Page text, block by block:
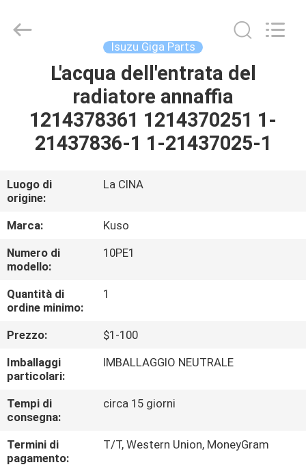
PRODOTTI
NOI
GIRO
DELLA
FABBRICA
CONTROLLO
DI
QUALITÀ
CONTATTICI
NOTIZIE
Technology
Isuzu Giga Parts
L'acqua dell'entrata del
radiatore annaffia
1214378361 1214370251 1-
21437836-1 1-21437025-1
Luogo di
origine:
La CINA
Marca:
Kuso
Numero di
modello:
10PE1
Quantità di
ordine minimo:
1
Prezzo:
$1-100
Imballaggi
particolari:
IMBALLAGGIO NEUTRALE
Tempi di
consegna:
circa 15 giorni
Termini di
pagamento:
T/T, Western Union, MoneyGram